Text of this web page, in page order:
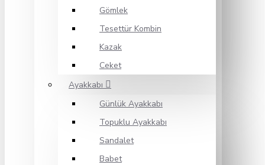
Gömlek
Tesettür Kombin
Kazak
Ceket
Ayakkabı
Günlük Ayakkabı
Topuklu Ayakkabı
Sandalet
Babet